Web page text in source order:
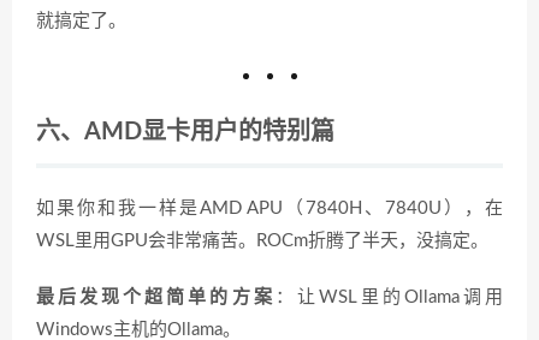
就搞定了。
六、AMD显卡用户的特别篇
如果你和我一样是AMD APU（7840H、7840U），在
WSL里用GPU会非常痛苦。ROCm折腾了半天，没搞定。
最后发现个超简单的方案 ：让WSL里的Ollama调用
Windows主机的Ollama。